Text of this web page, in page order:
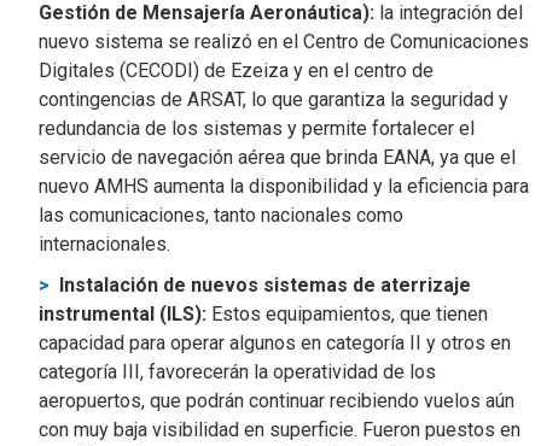
Gestión de Mensajería Aeronáutica): la integración del
nuevo sistema se realizó en el Centro de Comunicaciones
Digitales (CECODI) de Ezeiza y en el centro de
contingencias de ARSAT, lo que garantiza la seguridad y
redundancia de los sistemas y permite fortalecer el
servicio de navegación aérea que brinda EANA, ya que el
nuevo AMHS aumenta la disponibilidad y la eficiencia para
las comunicaciones, tanto nacionales como
internacionales.
Instalación de nuevos sistemas de aterrizaje
instrumental (ILS): Estos equipamientos, que tienen
capacidad para operar algunos en categoría II y otros en
categoría III, favorecerán la operatividad de los
aeropuertos, que podrán continuar recibiendo vuelos aún
con muy baja visibilidad en superficie. Fueron puestos en